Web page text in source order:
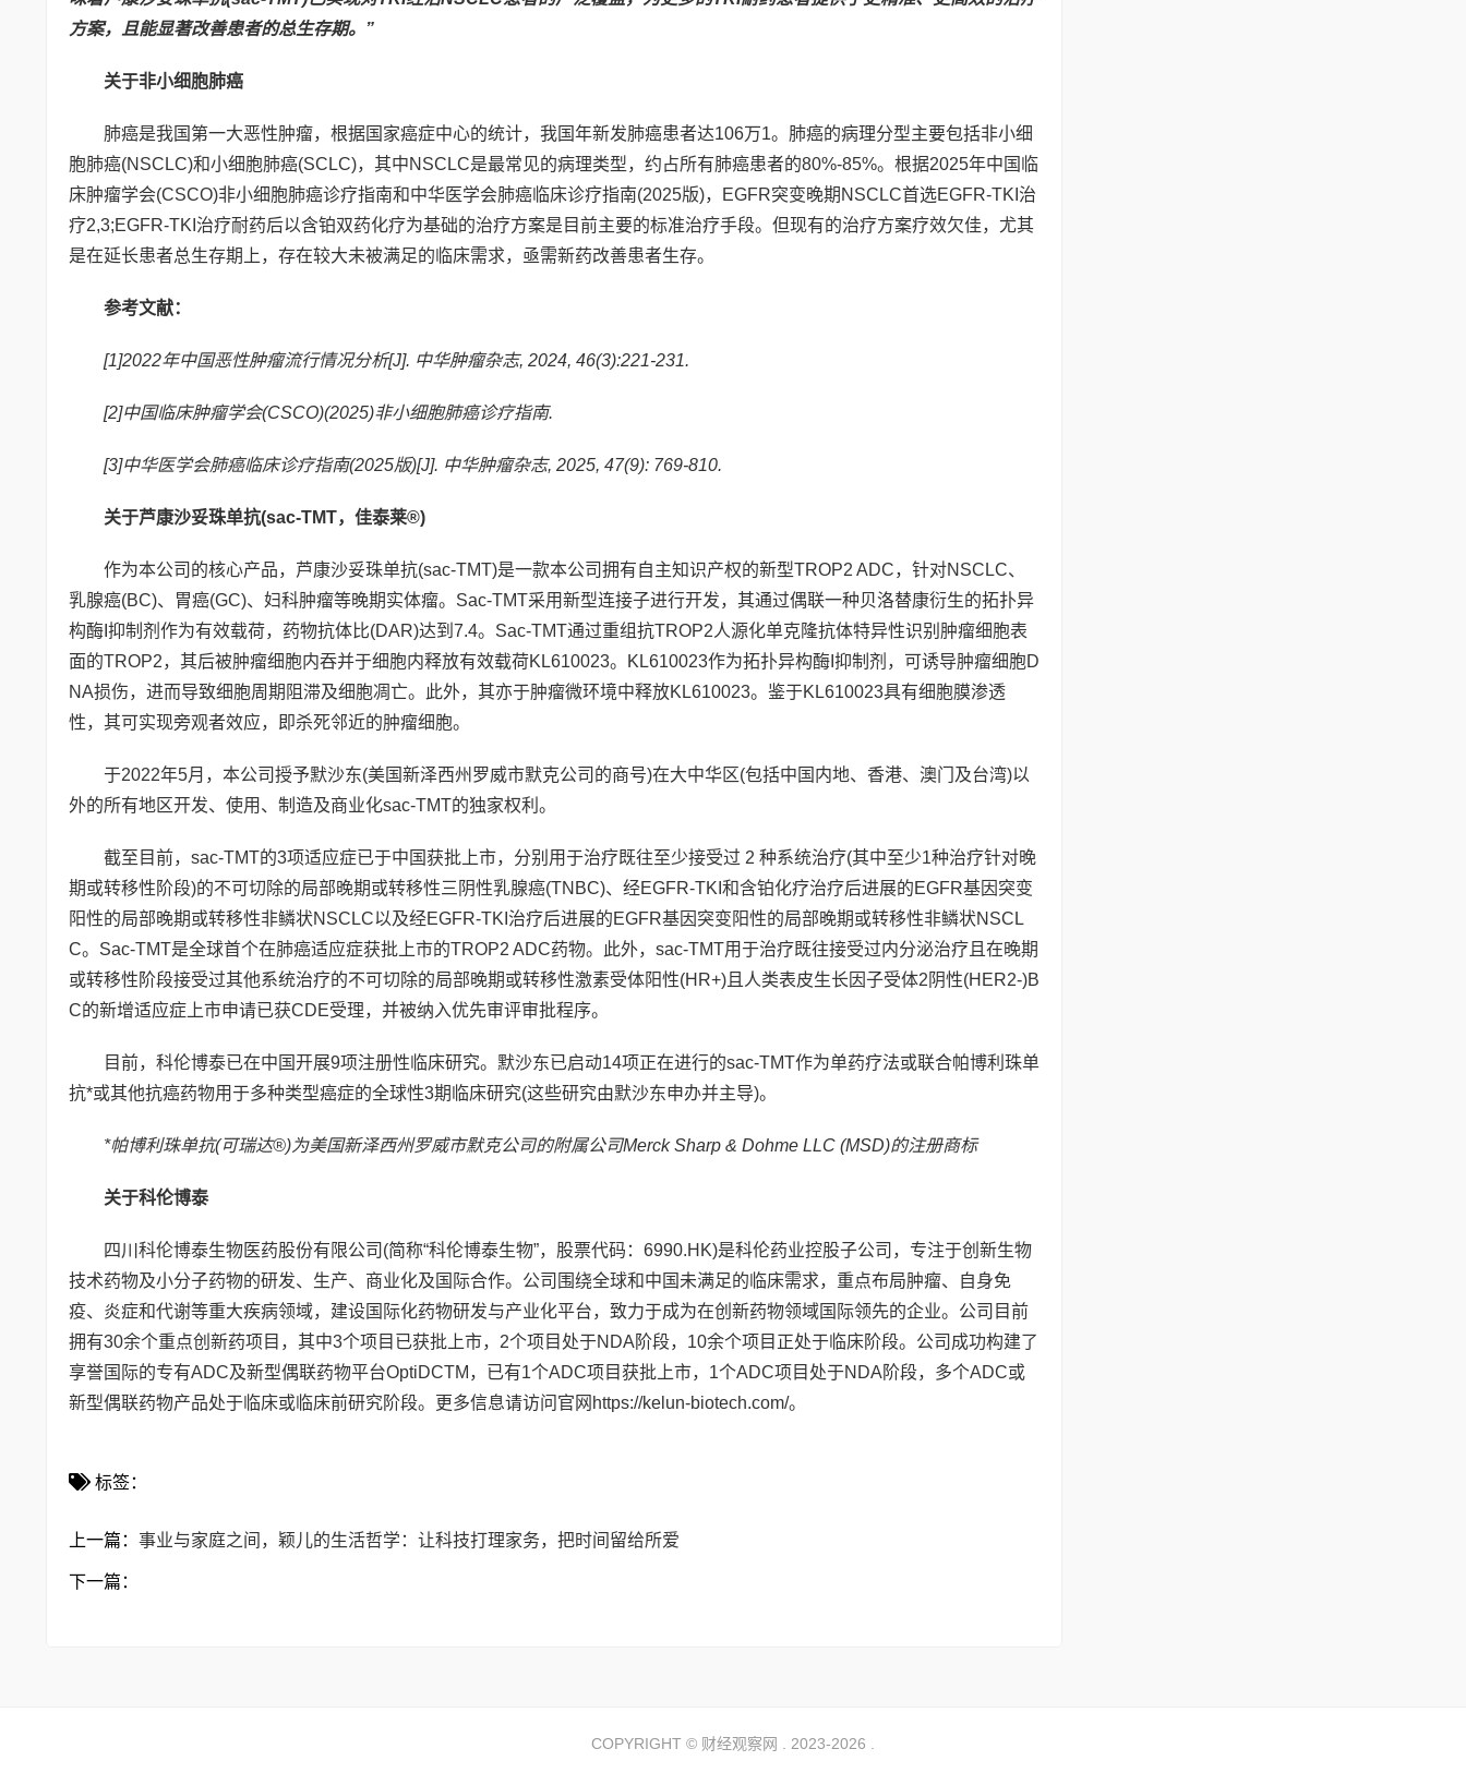
方案，且能显著改善患者的总生存期。”
关于非小细胞肺癌
肺癌是我国第一大恶性肿瘤，根据国家癌症中心的统计，我国年新发肺癌患者达106万1。肺癌的病理分型主要包括非小细
胞肺癌(NSCLC)和小细胞肺癌(SCLC)，其中NSCLC是最常见的病理类型，约占所有肺癌患者的80%-85%。根据2025年中国临
床肿瘤学会(CSCO)非小细胞肺癌诊疗指南和中华医学会肺癌临床诊疗指南(2025版)，EGFR突变晚期NSCLC首选EGFR-TKI治
疗2,3;EGFR-TKI治疗耐药后以含铂双药化疗为基础的治疗方案是目前主要的标准治疗手段。但现有的治疗方案疗效欠佳，尤其
是在延长患者总生存期上，存在较大未被满足的临床需求，亟需新药改善患者生存。
参考文献：
[1]2022年中国恶性肿瘤流行情况分析[J]. 中华肿瘤杂志, 2024, 46(3):221-231.
[2]中国临床肿瘤学会(CSCO)(2025)非小细胞肺癌诊疗指南.
[3]中华医学会肺癌临床诊疗指南(2025版)[J]. 中华肿瘤杂志, 2025, 47(9): 769-810.
关于芦康沙妥珠单抗(sac-TMT，佳泰莱®)
作为本公司的核心产品，芦康沙妥珠单抗(sac-TMT)是一款本公司拥有自主知识产权的新型TROP2 ADC，针对NSCLC、
乳腺癌(BC)、胃癌(GC)、妇科肿瘤等晚期实体瘤。Sac-TMT采用新型连接子进行开发，其通过偶联一种贝洛替康衍生的拓扑异
构酶I抑制剂作为有效载荷，药物抗体比(DAR)达到7.4。Sac-TMT通过重组抗TROP2人源化单克隆抗体特异性识别肿瘤细胞表
面的TROP2，其后被肿瘤细胞内吞并于细胞内释放有效载荷KL610023。KL610023作为拓扑异构酶I抑制剂，可诱导肿瘤细胞D
NA损伤，进而导致细胞周期阻滞及细胞凋亡。此外，其亦于肿瘤微环境中释放KL610023。鉴于KL610023具有细胞膜渗透
性，其可实现旁观者效应，即杀死邻近的肿瘤细胞。
于2022年5月，本公司授予默沙东(美国新泽西州罗威市默克公司的商号)在大中华区(包括中国内地、香港、澳门及台湾)以
外的所有地区开发、使用、制造及商业化sac-TMT的独家权利。
截至目前，sac-TMT的3项适应症已于中国获批上市，分别用于治疗既往至少接受过 2 种系统治疗(其中至少1种治疗针对晚
期或转移性阶段)的不可切除的局部晚期或转移性三阴性乳腺癌(TNBC)、经EGFR-TKI和含铂化疗治疗后进展的EGFR基因突变
阳性的局部晚期或转移性非鳞状NSCLC以及经EGFR-TKI治疗后进展的EGFR基因突变阳性的局部晚期或转移性非鳞状NSCL
C。Sac-TMT是全球首个在肺癌适应症获批上市的TROP2 ADC药物。此外，sac-TMT用于治疗既往接受过内分泌治疗且在晚期
或转移性阶段接受过其他系统治疗的不可切除的局部晚期或转移性激素受体阳性(HR+)且人类表皮生长因子受体2阴性(HER2-)B
C的新增适应症上市申请已获CDE受理，并被纳入优先审评审批程序。
目前，科伦博泰已在中国开展9项注册性临床研究。默沙东已启动14项正在进行的sac-TMT作为单药疗法或联合帕博利珠单
抗*或其他抗癌药物用于多种类型癌症的全球性3期临床研究(这些研究由默沙东申办并主导)。
*帕博利珠单抗(可瑞达®)为美国新泽西州罗威市默克公司的附属公司Merck Sharp & Dohme LLC (MSD)的注册商标
关于科伦博泰
四川科伦博泰生物医药股份有限公司(简称“科伦博泰生物”，股票代码：6990.HK)是科伦药业控股子公司，专注于创新生物
技术药物及小分子药物的研发、生产、商业化及国际合作。公司围绕全球和中国未满足的临床需求，重点布局肿瘤、自身免
疫、炎症和代谢等重大疾病领域，建设国际化药物研发与产业化平台，致力于成为在创新药物领域国际领先的企业。公司目前
拥有30余个重点创新药项目，其中3个项目已获批上市，2个项目处于NDA阶段，10余个项目正处于临床阶段。公司成功构建了
享誉国际的专有ADC及新型偶联药物平台OptiDCTM，已有1个ADC项目获批上市，1个ADC项目处于NDA阶段，多个ADC或
新型偶联药物产品处于临床或临床前研究阶段。更多信息请访问官网https://kelun-biotech.com/。
标签：
上一篇： 事业与家庭之间，颖儿的生活哲学：让科技打理家务，把时间留给所爱
下一篇：
COPYRIGHT © 财经观察网 . 2023-2026 .